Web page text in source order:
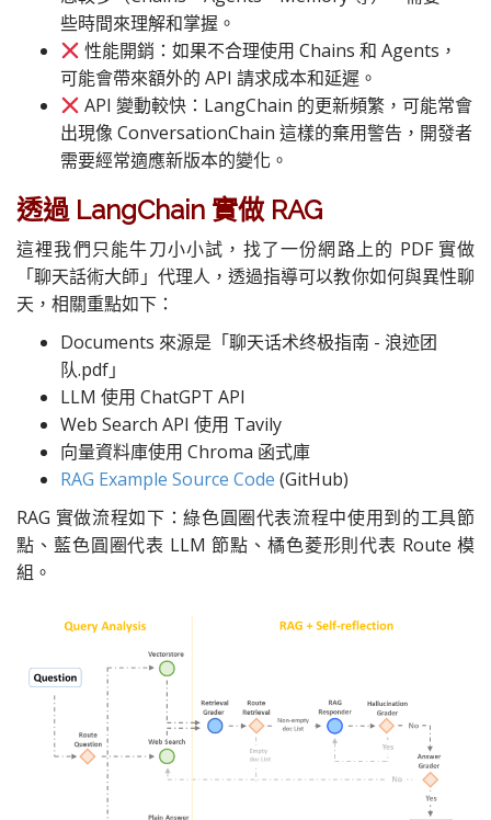
些時間來理解和掌握。
性能開銷：如果不合理使用 Chains 和 Agents，
可能會帶來額外的 API 請求成本和延遲。
API 變動較快：LangChain 的更新頻繁，可能常會
出現像 ConversationChain 這樣的棄用警告，開發者
需要經常適應新版本的變化。
透過 LangChain 實做 RAG
這裡我們只能牛刀小小試，找了一份網路上的 PDF 實做
「聊天話術大師」代理人，透過指導可以教你如何與異性聊
天，相關重點如下：
Documents 來源是「聊天话术终极指南 - 浪迹团
队.pdf」
LLM 使用 ChatGPT API
Web Search API 使用 Tavily
向量資料庫使用 Chroma 函式庫
RAG Example Source Code (GitHub)
RAG 實做流程如下：綠色圓圈代表流程中使用到的工具節
點、藍色圓圈代表 LLM 節點、橘色菱形則代表 Route 模
組。